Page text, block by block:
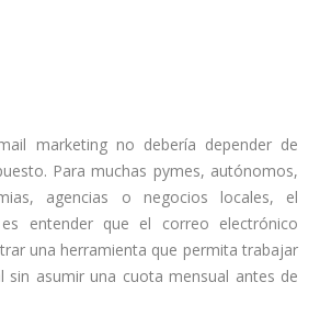
marketing no debería depender de
Para muchas pymes, autónomos,
agencias o negocios locales, el
entender que el correo electrónico
una herramienta que permita trabajar
sin asumir una cuota mensual antes de